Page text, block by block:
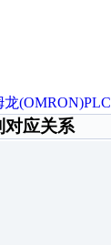
龙(OMRON)PLC
对应关系